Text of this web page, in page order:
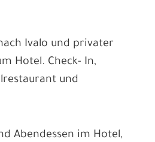
Ivalo und privater
Hotel. Check- In,
und
Abendessen im Hotel,